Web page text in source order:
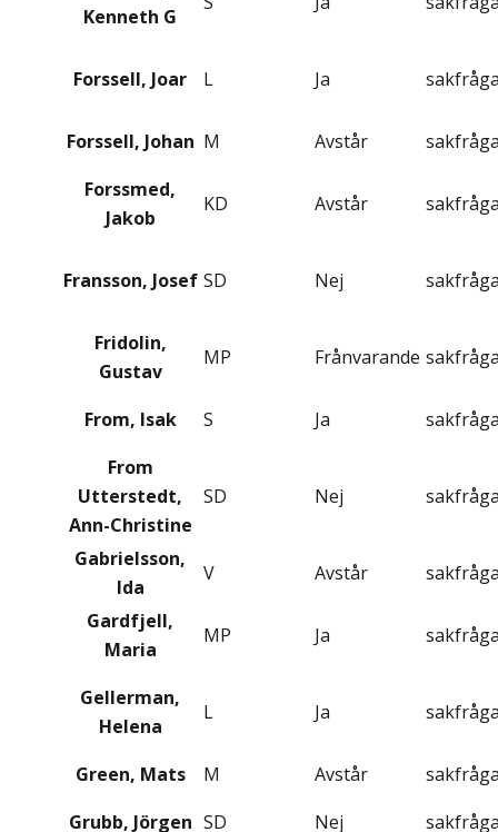
Kenneth G
Forssell, Joar L Ja
Forssell, Johan M Avstår
Forssmed,
Jakob
KD Avstår
Fransson, Josef SD Nej
Fridolin,
Gustav
MP Frånvarande
From, Isak S Ja
From
Utterstedt,
Ann-Christine
SD Nej
Gabrielsson,
Ida
V Avstår
Gardfjell,
Maria
MP Ja
Gellerman,
Helena
L Ja
Green, Mats M Avstår
Grubb, Jörgen SD Nej